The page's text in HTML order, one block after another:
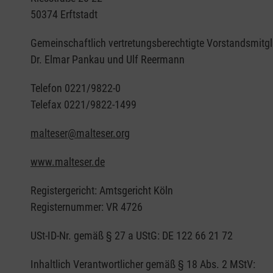
50374 Erftstadt
Gemeinschaftlich vertretungsberechtigte
Dr. Elmar Pankau und Ulf Reermann
Telefon 0221/9822-0
Telefax 0221/9822-1499
malteser@malteser.org
www.malteser.de
Registergericht: Amtsgericht Köln
Registernummer: VR 4726
USt-ID-Nr. gemäß § 27 a UStG: DE 122 66 21 72
Inhaltlich Verantwortlicher gemäß § 18 Abs. 2 MStV: